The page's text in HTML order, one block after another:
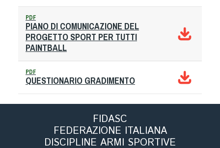
PDF
PIANO DI COMUNICAZIONE DEL
PROGETTO SPORT PER TUTTI
PAINTBALL
PDF
QUESTIONARIO GRADIMENTO
FIDASC
FEDERAZIONE ITALIANA
DISCIPLINE ARMI SPORTIVE
Organi di Giustizia - Dispositivi
Albo Atleti Cinofili
Guida Locandine Ufficiali
Tiro di Campagna
English e Training Sporting